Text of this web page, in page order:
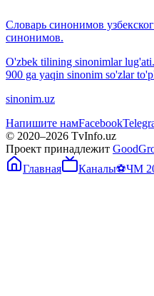
Словарь синонимов
синонимов.
O'zbek tilining sinonimlar
900 ga yaqin sinonim so'zlar
sinonim.uz
Напишите намFacebook
© 2020–2026 TvInfo.uz
Проект принадлежит
Главная
Каналы⚽ЧМ